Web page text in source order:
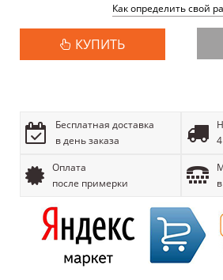
Как определить свой
КУПИТЬ
Бесплатная доставка
в день заказа
Оплата
после примерки